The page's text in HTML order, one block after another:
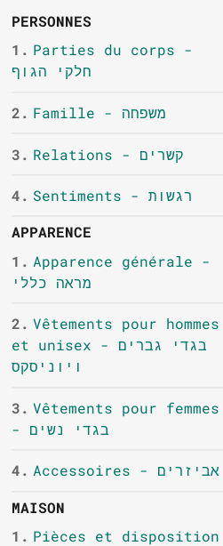
PERSONNES
1. Parties du corps -
חלקי הגוף
2. Famille - משפחה
3. Relations - קשרים
4. Sentiments - רגשות
APPARENCE
1. Apparence générale -
מראה כללי
2. Vêtements pour hommes
et unisex - בגדי גברים
ויוניסקס
3. Vêtements pour femmes
- בגדי נשים
4. Accessoires - אביזרים
MAISON
1. Pièces et disposition